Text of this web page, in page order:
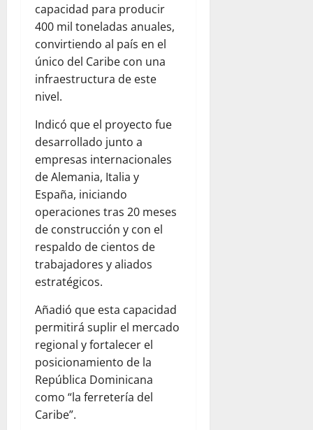
capacidad para producir
400 mil toneladas anuales,
convirtiendo al país en el
único del Caribe con una
infraestructura de este
nivel.
Indicó que el proyecto fue
desarrollado junto a
empresas internacionales
de Alemania, Italia y
España, iniciando
operaciones tras 20 meses
de construcción y con el
respaldo de cientos de
trabajadores y aliados
estratégicos.
Añadió que esta capacidad
permitirá suplir el mercado
regional y fortalecer el
posicionamiento de la
República Dominicana
como “la ferretería del
Caribe”.